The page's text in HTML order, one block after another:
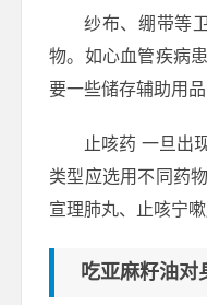
纱布、绷带等
物。如心血管疾病
要一些储存辅助用
止咳药 一旦出
类型应选用不同药
宣理肺丸、止咳宁嗽
吃亚麻籽油对